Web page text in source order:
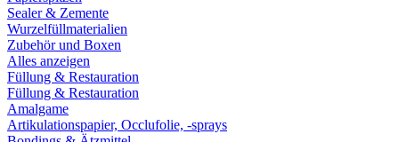
Sealer & Zemente
Wurzelfüllmaterialien
Zubehör und Boxen
Alles anzeigen
Füllung & Restauration
Füllung & Restauration
Amalgame
Artikulationspapier, Occlufolie, -sprays